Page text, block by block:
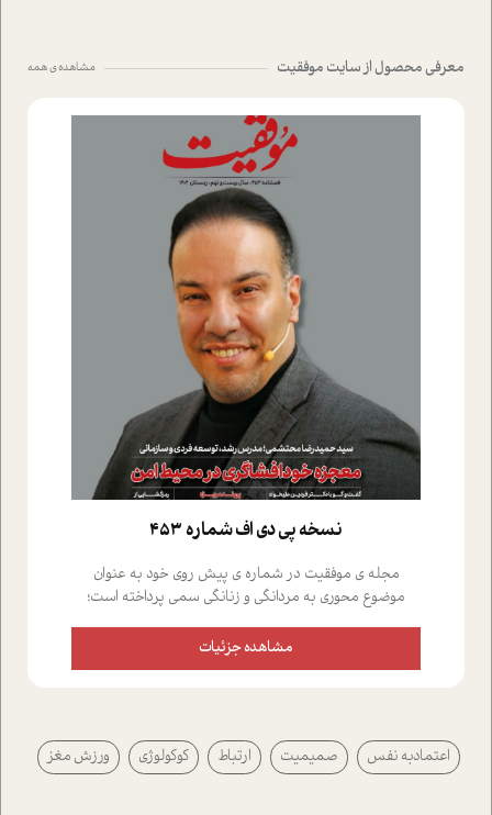
معرفی محصول از سایت موفقیت مشاهده ی همه
نسخه پي دي اف شماره 453
مجله ی موفقیت در شماره ی پیش روی خود به عنوان
موضوع محوری به مردانگی و زنانگی سمی پرداخته است؛
علیخواه، جامعه شناس در بخش های مختلف تلاش کرده ایم
از دریچه های گوناگون به این موضوع مهم بپردازیم.فصل
پیرامون آن آشنا می کند.در بخش دو فنجان داغ به سراغ افرادی
رفته ایم که موفقیت را در عمل به اثبات رسانده اند؛ سید
حمیدرضا محتشمی که بیست و پنجمین سال فعالیت حرفه
مشاهده جزئیات
اعتمادبه نفس صمیمیت ارتباط کوکولوژی ورزش مغز